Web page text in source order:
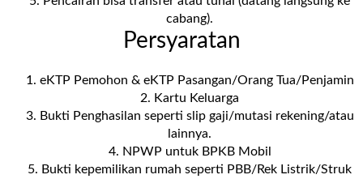
cabang).
Persyaratan
⁠eKTP Pemohon & eKTP Pasangan/Orang Tua/Penjamin
⁠Kartu Keluarga
⁠Bukti Penghasilan seperti slip gaji/mutasi rekening/atau
lainnya.
NPWP untuk BPKB Mobil
⁠Bukti kepemilikan rumah seperti PBB/Rek Listrik/Struk